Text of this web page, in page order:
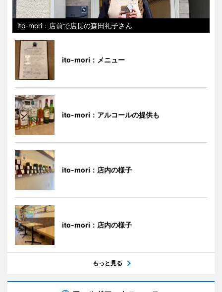
ito-mori：店前で店長の森田礼子さん
ito-mori：メニュー
ito-mori：アルコールの提供も
ito-mori：店内の様子
ito-mori：店内の様子
もっと見る